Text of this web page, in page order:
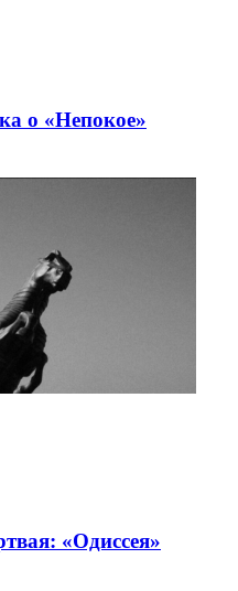
о «Непокое»
«Одиссея»